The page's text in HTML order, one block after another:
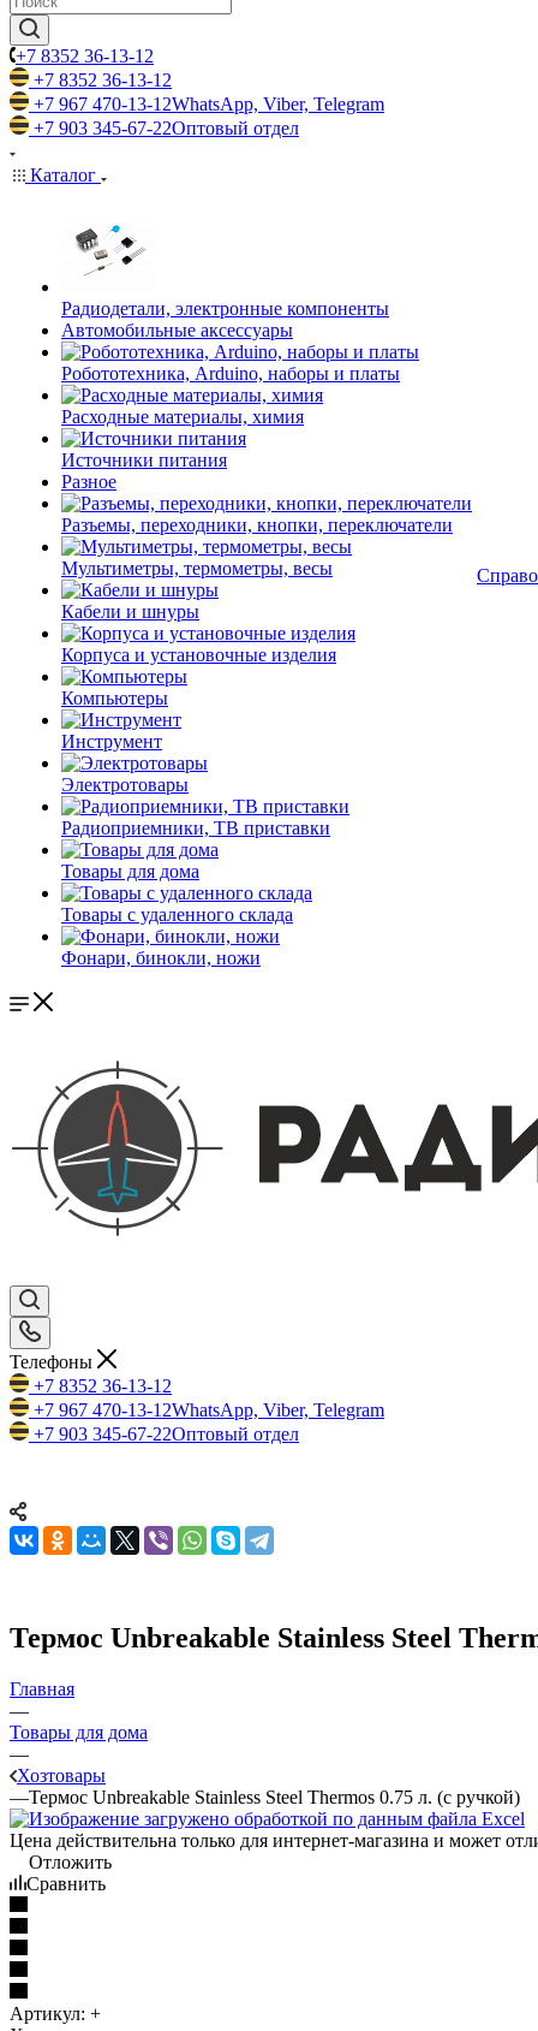
+7 8352 36-13-12
+7 8352 36-13-12
+7 967 470-13-12WhatsApp, Viber, Telegram
+7 903 345-67-22Оптовый отдел
Каталог
Радиодетали, электронные компоненты
Автомобильные аксессуары
Робототехника, Arduino, наборы и платы
Расходные материалы, химия
Источники питания
Разное
Разъемы, переходники, кнопки, переключатели
Мультиметры, термометры, весы
Кабели и шнуры
Корпуса и установочные изделия
Компьютеры
Инструмент
Электротовары
Радиоприемники, ТВ приставки
Товары для дома
Товары с удаленного склада
Фонари, бинокли, ножи
Телефоны
+7 8352 36-13-12
+7 967 470-13-12WhatsApp, Viber, Telegram
+7 903 345-67-22Оптовый отдел
Термос Unbreakable Stainless Steel
Главная
—
Товары для дома
—
Хозтовары
—Термос Unbreakable Stainless Steel Thermos 0.75 л. (с ручкой)
Цена действительна только для интернет-магазина и может
Отложить
Сравнить
Артикул: +